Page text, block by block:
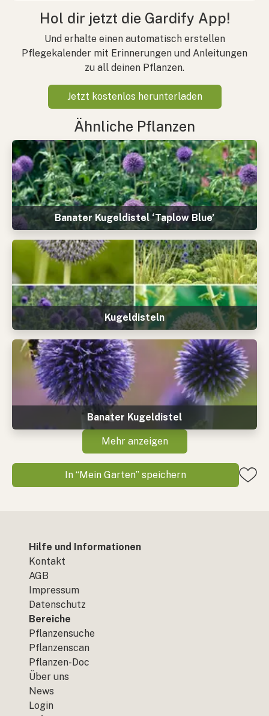
Hol dir jetzt die Gardify App!
Und erhalte einen automatisch erstellen
Pflegekalender mit Erinnerungen und Anleitungen
zu all deinen Pflanzen.
Jetzt kostenlos herunterladen
Ähnliche Pflanzen
Banater Kugeldistel ‘Taplow Blue’
Kugeldisteln
Banater Kugeldistel
Mehr anzeigen
In “Mein Garten” speichern
Hilfe und Informationen
Kontakt
AGB
Impressum
Datenschutz
Bereiche
Pflanzensuche
Pflanzenscan
Pflanzen-Doc
Über uns
News
Login